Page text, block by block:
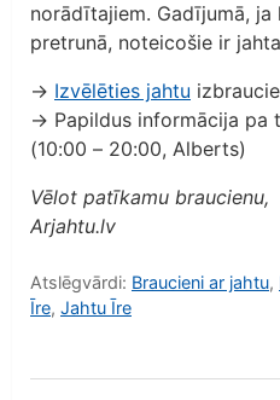
norādītajiem. Gadījumā,
pretrunā, noteicošie ir
→ Izvēlēties jahtu
→ Papildus informācija pa
(10:00 – 20:00, Alberts)
Vēlot patīkamu braucienu,
Arjahtu.lv
Atslēgvārdi: Braucieni ar jahtu,
Īre, Jahtu Īre